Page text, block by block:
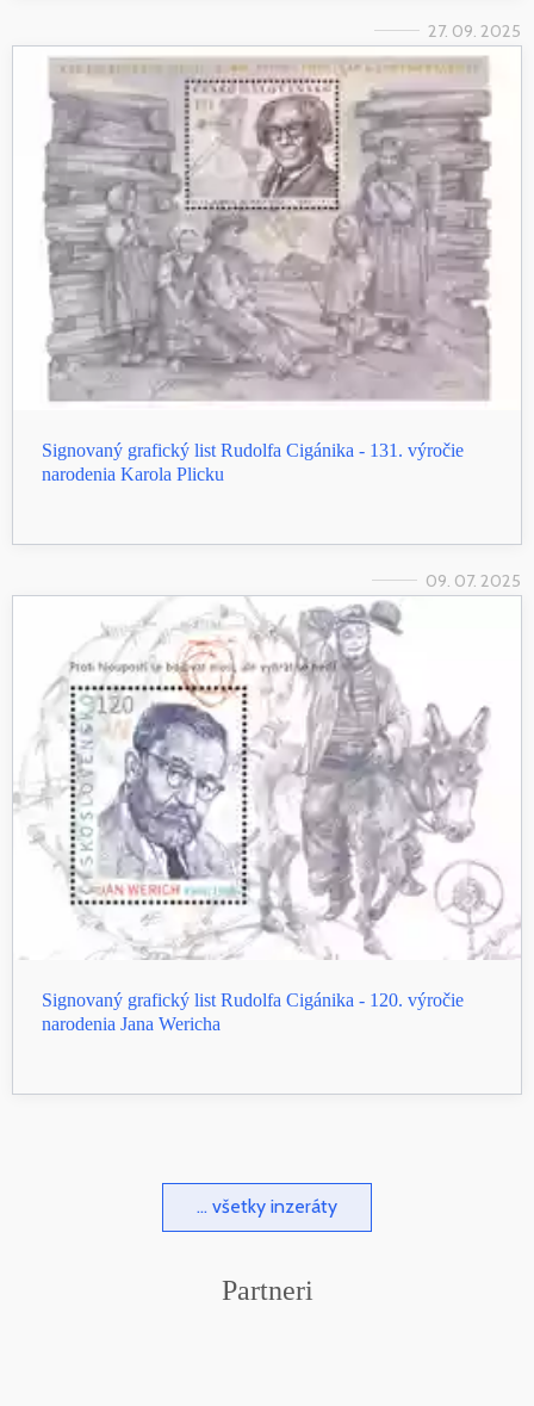
27. 09. 2025
Signovaný grafický list Rudolfa Cigánika - 131. výročie
narodenia Karola Plicku
09. 07. 2025
Signovaný grafický list Rudolfa Cigánika - 120. výročie
narodenia Jana Wericha
... všetky inzeráty
Partneri